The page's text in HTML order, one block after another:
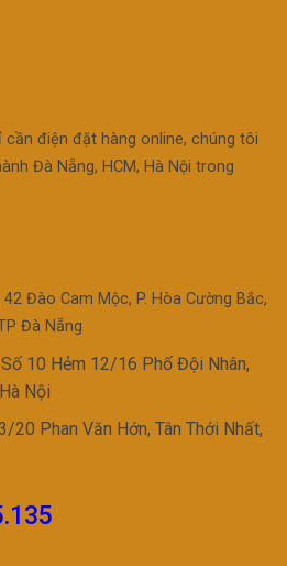
cần điện đặt hàng online, chúng tôi
Đà Nẵng, HCM, Hà Nội trong
Đào Cam Mộc, P. Hòa Cường Bắc,
Đà Nẵng
10 Hẻm 12/16 Phố Đội Nhân,
Nội
20 Phan Văn Hớn, Tân Thới Nhất,